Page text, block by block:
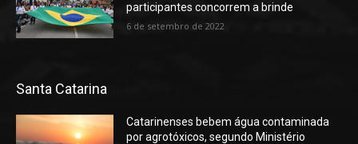
participantes concorrem a brinde
6 de setembro de 2022
Santa Catarina
Catarinenses bebem água contaminada
por agrotóxicos, segundo Ministério